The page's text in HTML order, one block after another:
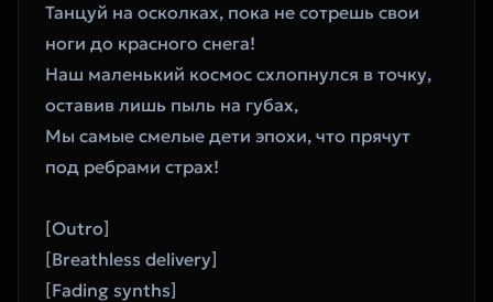
Танцуй на осколках, пока не сотрешь свои
ноги до красного снега!
Наш маленький космос схлопнулся в точку,
оставив лишь пыль на губах,
Мы самые смелые дети эпохи, что прячут
под ребрами страх!
[Outro]
[Breathless delivery]
[Fading synths]